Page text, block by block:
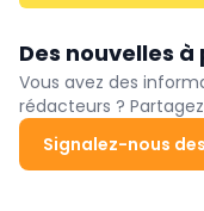
Des nouvelles
Vous avez des
rédacteurs ?
Signalez-nous